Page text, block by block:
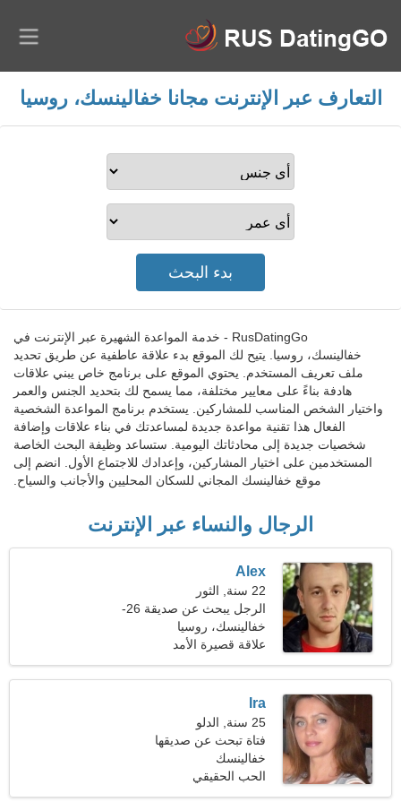
التعارف عبر الإنترنت مجانا خفالينسك، روسيا
RusDatingGo - خدمة المواعدة الشهيرة عبر الإنترنت في
خفالينسك، روسيا. يتيح لك الموقع بدء علاقة عاطفية عن طريق تحديد
ملف تعريف المستخدم. يحتوي الموقع على برنامج خاص يبني علاقات
هادفة بناءً على معايير مختلفة، مما يسمح لك بتحديد الجنس والعمر
واختيار الشخص المناسب للمشاركين. يستخدم برنامج المواعدة الشخصية
الفعال هذا تقنية مواعدة جديدة لمساعدتك في بناء علاقات وإضافة
شخصيات جديدة إلى محادثاتك اليومية. ستساعد وظيفة البحث الخاصة
المستخدمين على اختيار المشاركين، وإعدادك للاجتماع الأول. انضم إلى
موقع خفالينسك المجاني للسكان المحليين والأجانب والسياح.
الرجال والنساء عبر الإنترنت
Alex
22 سنة, الثور
الرجل يبحث عن صديقة 26-
29
خفالينسك، روسيا
علاقة قصيرة الأمد
Ira
25 سنة, الدلو
فتاة تبحث عن صديقها
خفالينسك
الحب الحقيقي